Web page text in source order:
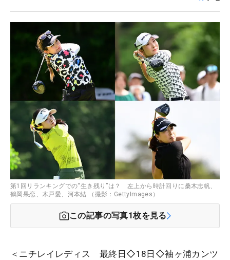
第1回リランキングでの“生き残り”は？ 左上から時計回りに桑木志帆、
鶴岡果恋、木戸愛、河本結 （撮影：GettyImages）
この記事の写真1枚を見る
＜ニチレイレディス 最終日◇18日◇袖ヶ浦カンツ